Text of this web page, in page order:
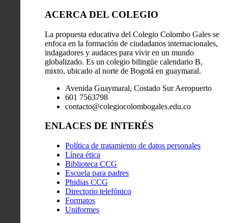
ACERCA DEL COLEGIO
La propuesta educativa del Colegio Colombo Gales se
enfoca en la formación de ciudadanos internacionales,
indagadores y audaces para vivir en un mundo
globalizado. Es un colegio bilingüe calendario B,
mixto, ubicado al norte de Bogotá en guaymaral.
Avenida Guaymaral, Costado Sur Aeropuerto
601 7563798
contacto@colegiocolombogales.edu.co
ENLACES DE INTERÉS
Política de tratamiento de datos personales
Línea ética
Biblioteca CCG
Escuela para padres
Phidias CCG
Directorio telefónico
Formatos
Uniformes